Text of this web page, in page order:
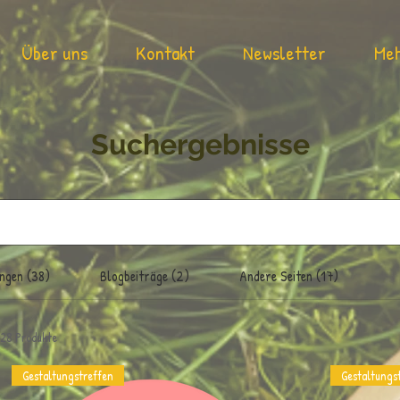
Über uns Kontakt Newsletter
Suchergebnisse
(38) Blogbeiträge (2) Andere Seiten (17)
28 Produkte
Gestaltungstreffen